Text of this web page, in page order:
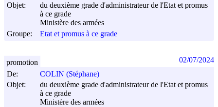
Objet:
du deuxième grade d'administrateur de l'Etat et promus
à ce grade
Ministère des armées
Groupe:
Etat et promus à ce grade
De:
COLIN (Stéphane)
Objet:
du deuxième grade d'administrateur de l'Etat et promus
à ce grade
Ministère des armées
promotion 02/07/2024